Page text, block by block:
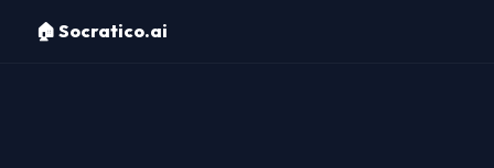
🏠 Socratico.ai